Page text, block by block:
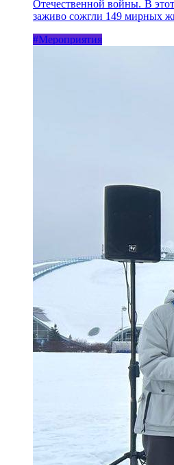
Отечественной войны. В
заживо сожгли 149 мирных
#Мероприятия